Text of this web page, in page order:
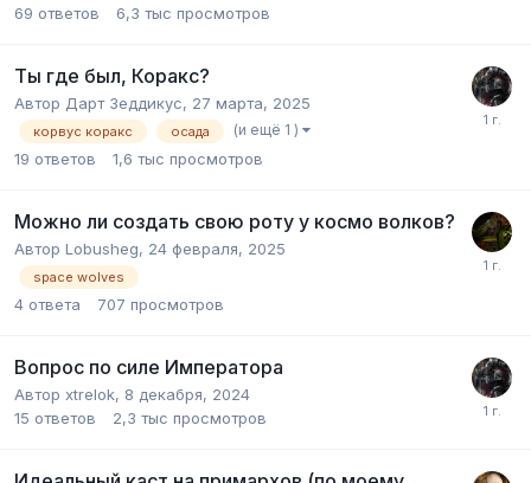
69 ответов 6,3 тыс просмотров
Ты где был, Коракс?
Автор Дарт Зеддикус, 27 марта, 2025
корвус коракс осада (и ещё 1 )
19 ответов 1,6 тыс просмотров
Можно ли создать свою роту у космо волков?
Автор Lobusheg, 24 февраля, 2025
space wolves
4 ответа 707 просмотров
Вопрос по силе Императора
Автор xtrelok, 8 декабря, 2024
15 ответов 2,3 тыс просмотров